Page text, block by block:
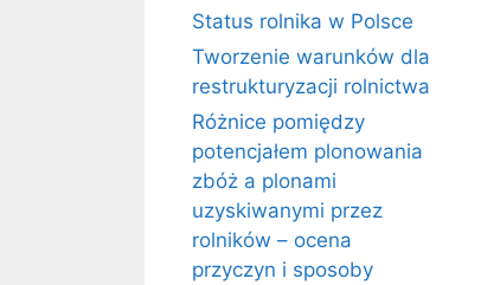
Status rolnika w Polsce
Tworzenie warunków dla
restrukturyzacji rolnictwa
Różnice pomiędzy
potencjałem plonowania
zbóż a plonami
uzyskiwanymi przez
rolników – ocena
przyczyn i sposoby